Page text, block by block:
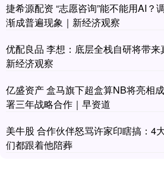
捷希源配资 “志愿咨询”能不能用AI？
渐成普遍现象｜新经济观察
优配良品 李想：底层全栈自研将带来
新经济观察
亿盛资产 盒马旗下超盒算NB将亮相
署三年战略合作｜早资道
美牛股 合作伙伴怒骂许家印瞎搞：4
们都跟着他陪葬